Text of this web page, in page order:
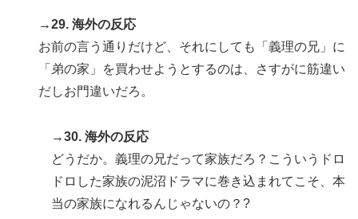
→29. 海外の反応
お前の言う通りだけど、それにしても「義理の兄」に
「弟の家」を買わせようとするのは、さすがに筋違い
だしお門違いだろ。
→30. 海外の反応
どうだか。義理の兄だって家族だろ？こういうドロ
ドロした家族の泥沼ドラマに巻き込まれてこそ、本
当の家族になれるんじゃないの？?